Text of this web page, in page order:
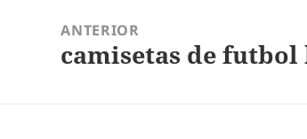
entradas
ANTERIOR
Entrada
camisetas de futbol